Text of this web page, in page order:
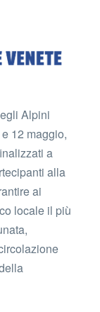
Alpini
12 maggio,
a
alla
ai
locale il più